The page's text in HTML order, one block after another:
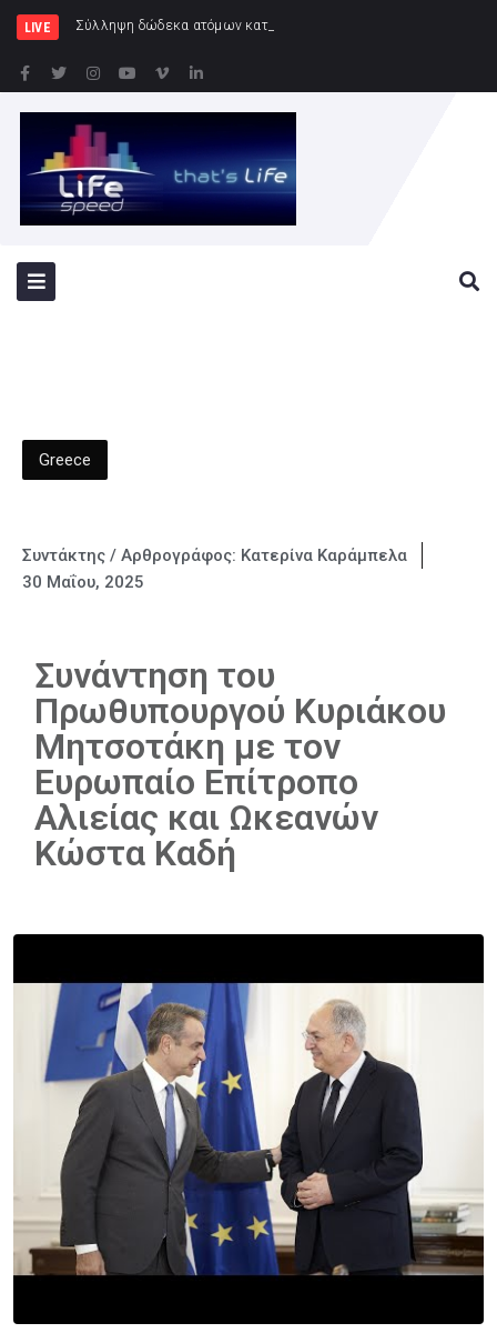
LIVE Σύλληψη δώδεκα ατόμων κατά τη διάρκεια του ποδοσφαι
Greece
Συντάκτης / Αρθρογράφος: Κατερίνα Καράμπελα
30 Μαΐου, 2025
Συνάντηση του
Πρωθυπουργού Κυριάκου
Μητσοτάκη με τον
Ευρωπαίο Επίτροπο
Αλιείας και Ωκεανών
Κώστα Καδή